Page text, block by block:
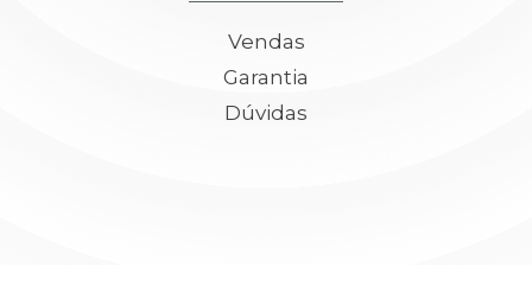
Vendas
Garantia
Dúvidas